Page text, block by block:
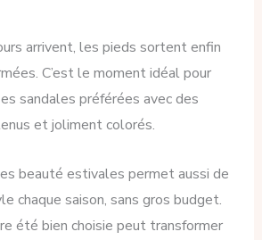
arrivent, les pieds sortent enfin
C’est le moment idéal pour
sandales préférées avec des
et joliment colorés.
beauté estivales permet aussi de
chaque saison, sans gros budget.
été bien choisie peut transformer